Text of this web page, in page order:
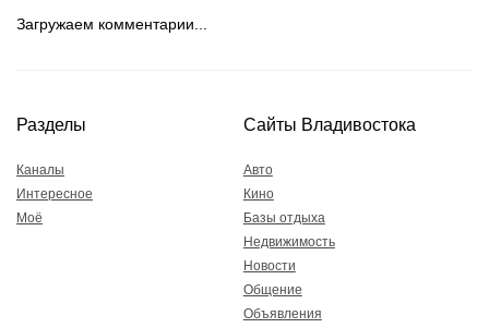
Загружаем комментарии...
Разделы
Каналы
Интересное
Моё
Сайты Владивостока
Авто
Кино
Базы отдыха
Недвижимость
Новости
Общение
Объявления